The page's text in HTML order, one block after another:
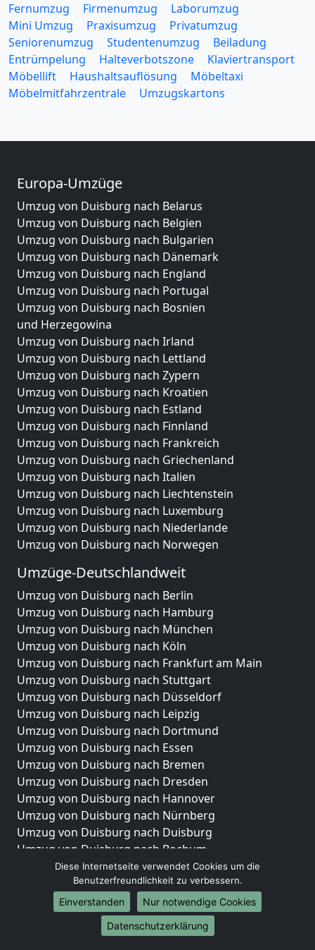
Fernumzug
Firmenumzug
Laborumzug
Mini Umzug
Praxisumzug
Privatumzug
Seniorenumzug
Studentenumzug
Beiladung
Entrümpelung
Halteverbotszone
Klaviertransport
Möbellift
Haushaltsauflösung
Möbeltaxi
Möbelmitfahrzentrale
Umzugskartons
Europa-Umzüge
Umzug von Duisburg nach Belarus
Umzug von Duisburg nach Belgien
Umzug von Duisburg nach Bulgarien
Umzug von Duisburg nach Dänemark
Umzug von Duisburg nach England
Umzug von Duisburg nach Portugal
Umzug von Duisburg nach Bosnien
und Herzegowina
Umzug von Duisburg nach Irland
Umzug von Duisburg nach Lettland
Umzug von Duisburg nach Zypern
Umzug von Duisburg nach Kroatien
Umzug von Duisburg nach Estland
Umzug von Duisburg nach Finnland
Umzug von Duisburg nach Frankreich
Umzug von Duisburg nach Griechenland
Umzug von Duisburg nach Italien
Umzug von Duisburg nach Liechtenstein
Umzug von Duisburg nach Luxemburg
Umzug von Duisburg nach Niederlande
Umzug von Duisburg nach Norwegen
Umzüge-Deutschlandweit
Umzug von Duisburg nach Berlin
Umzug von Duisburg nach Hamburg
Umzug von Duisburg nach München
Umzug von Duisburg nach Köln
Umzug von Duisburg nach Frankfurt am Main
Umzug von Duisburg nach Stuttgart
Umzug von Duisburg nach Düsseldorf
Umzug von Duisburg nach Leipzig
Umzug von Duisburg nach Dortmund
Umzug von Duisburg nach Essen
Umzug von Duisburg nach Bremen
Umzug von Duisburg nach Dresden
Umzug von Duisburg nach Hannover
Umzug von Duisburg nach Nürnberg
Umzug von Duisburg nach Duisburg
Umzug von Duisburg nach Bochum
Umzug von Duisburg nach Wuppertal
Umzug von Duisburg nach Bielefeld
Umzug von Duisburg nach Bonn
Umzug von Duisburg nach Münster
Diese Internetseite verwendet Cookies um die
Benutzerfreundlichkeit zu verbessern.
Einverstanden
Nur notwendige Cookies
Datenschutzerklärung